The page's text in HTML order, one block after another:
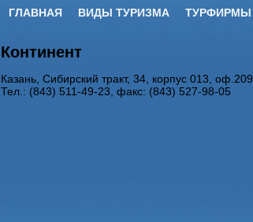
ГЛАВНАЯ ВИДЫ ТУРИЗМА ТУРФИРМЫ
Континент
Казань, Сибирский тракт, 34, корпус 013, оф.209
Тел.: (843) 511-49-23, факс: (843) 527-98-05